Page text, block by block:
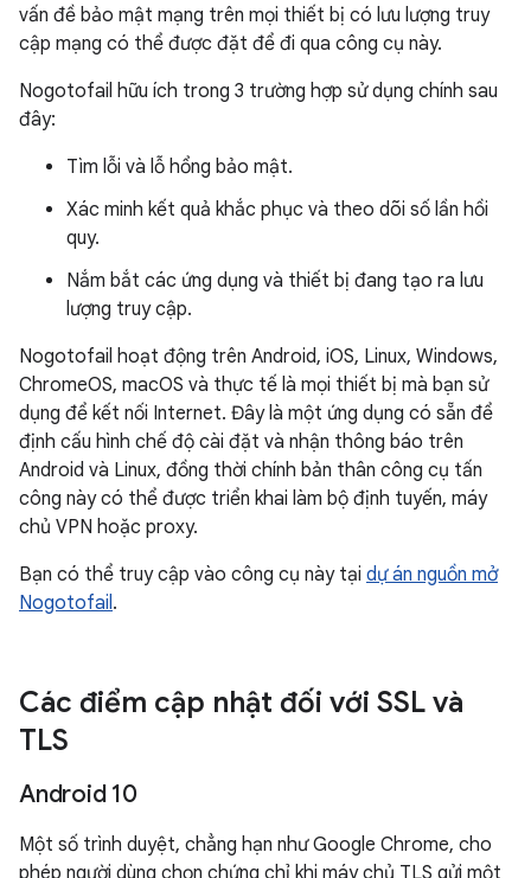
vấn đề bảo mật mạng trên mọi thiết bị có lưu lượng truy
cập mạng có thể được đặt để đi qua công cụ này.
Nogotofail hữu ích trong 3 trường hợp sử dụng chính sau
đây:
Tìm lỗi và lỗ hổng bảo mật.
Xác minh kết quả khắc phục và theo dõi số lần hồi
quy.
Nắm bắt các ứng dụng và thiết bị đang tạo ra lưu
lượng truy cập.
Nogotofail hoạt động trên Android, iOS, Linux, Windows,
ChromeOS, macOS và thực tế là mọi thiết bị mà bạn sử
dụng để kết nối Internet. Đây là một ứng dụng có sẵn để
định cấu hình chế độ cài đặt và nhận thông báo trên
Android và Linux, đồng thời chính bản thân công cụ tấn
công này có thể được triển khai làm bộ định tuyến, máy
chủ VPN hoặc proxy.
Bạn có thể truy cập vào công cụ này tại dự án nguồn mở
Nogotofail.
Các điểm cập nhật đối với SSL và
TLS
Android 10
Một số trình duyệt, chẳng hạn như Google Chrome, cho
phép người dùng chọn chứng chỉ khi máy chủ TLS gửi một